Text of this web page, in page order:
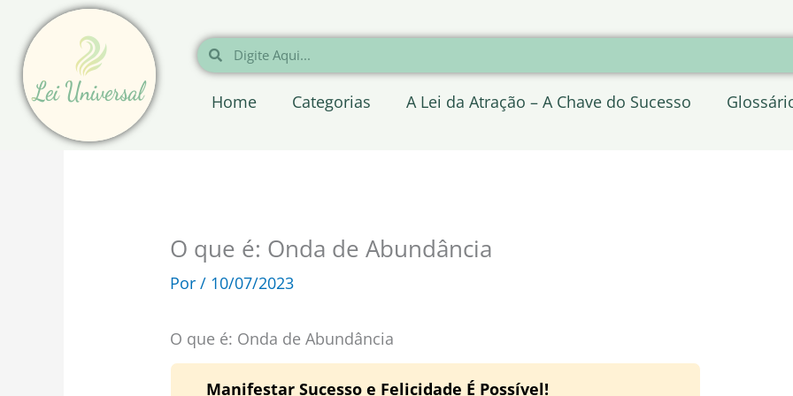
para
conteúdo
Pesquisar
Pesquisar
Home Categorias A Lei da Atração – A Chave do Sucesso
O que é: Onda de Abundância
Por/ 10/07/2023
O que é: Onda de Abundância
Manifestar Sucesso e Felicidade É Possível!